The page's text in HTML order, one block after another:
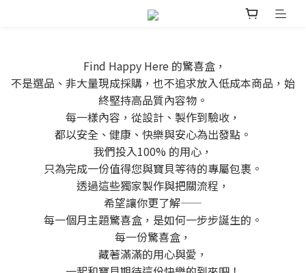
Find Happy Here 的驚喜盒，
不是選品、非大量現成採購，也不追求放入低成本商品，始
終堅持高品質內容物。
每一樣內容，從設計、製作到驗收，
都以安全、健康、快樂與安心為出發點。
我們投入100% 的用心，
只為完成一份值得您與寶貝等待的專屬包裹。
透過這些獨家製作與把關流程，
希望讓你更了解——
每一個月主題驚喜盒，是如何一步步誕生的。
每一份驚喜盒，
藏著滿滿的用心與愛，